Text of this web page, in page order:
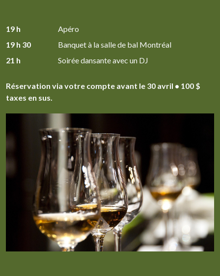
19 h
Apéro
19 h 30
Banquet à la salle de bal Montréal
21 h
Soirée dansante avec un DJ
Réservation via votre compte avant le 30 avril • 100 $
taxes en sus.